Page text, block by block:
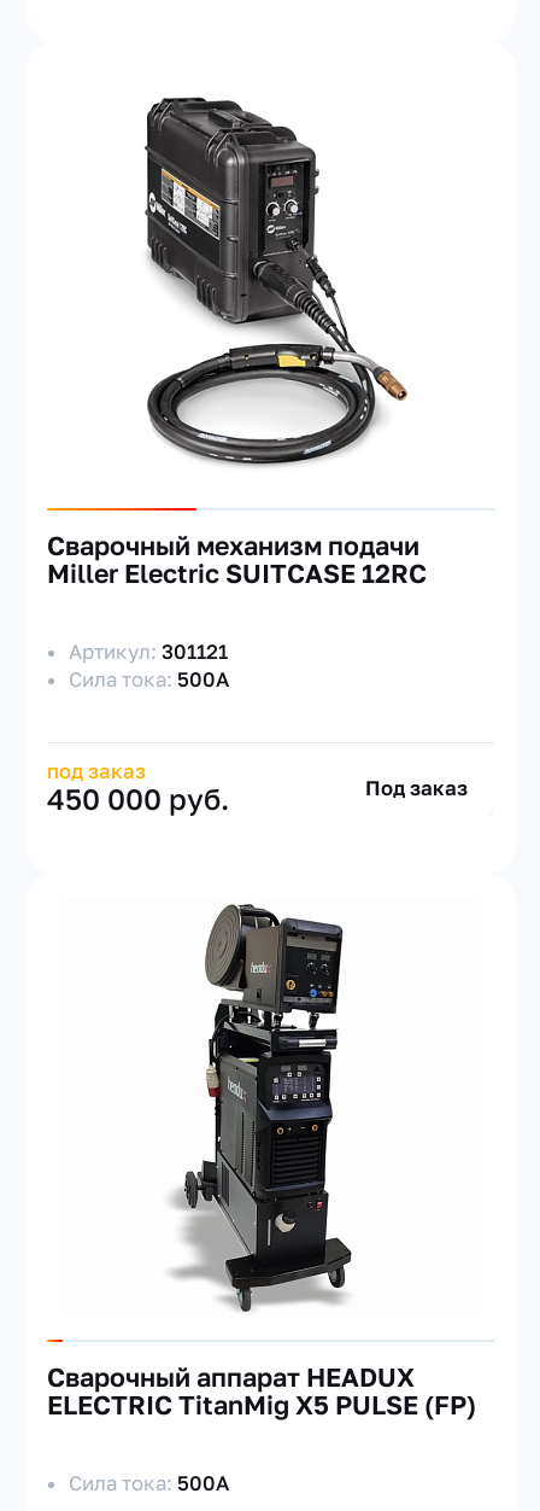
Сварочный механизм подачи
Miller Electric SUITCASE 12RC
Артикул:301121
Сила тока: 500А
под заказ
450 000 руб. Под заказ
Cварочный аппарат HEADUX
ELECTRIC TitanMig X5 PULSE (FP)
Сила тока: 500А